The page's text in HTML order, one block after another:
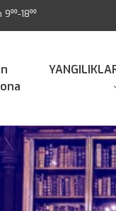
18⁰⁰